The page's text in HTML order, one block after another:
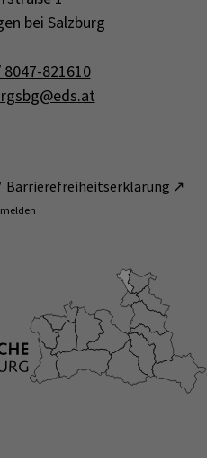
bei Salzburg
821610
Barrierefreiheitserklärung ↗